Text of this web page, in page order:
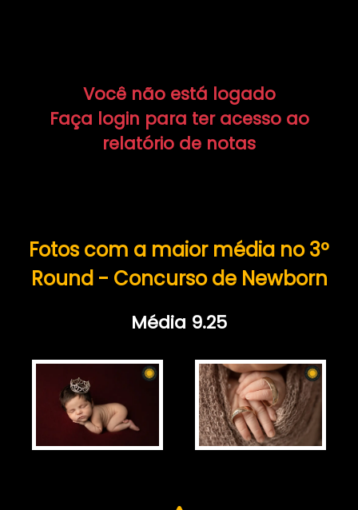
Você não está logado
Faça login para ter acesso ao
relatório de notas
Fotos com a maior média no 3º
Round - Concurso de Newborn
Média 9.25